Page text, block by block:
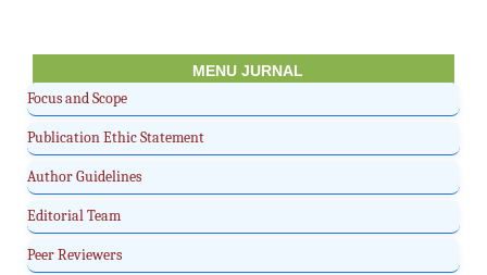
MENU JURNAL
Focus and Scope
Publication Ethic Statement
Author Guidelines
Editorial Team
Peer Reviewers